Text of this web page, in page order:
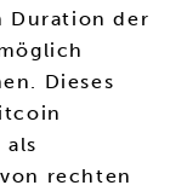
Duration der
Dieses
als
rechten